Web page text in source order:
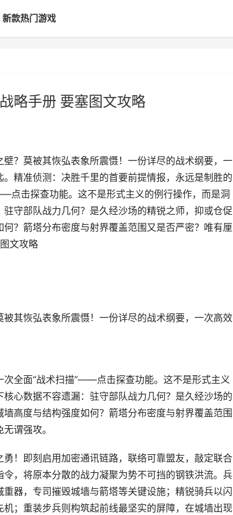
新款热门游戏
略手册 要塞图文攻略
？莫被其恢弘表象所震慑！一份详尽的战术纲要，一
精准侦测：决胜千里的首要前提情报，永远是制胜的
点击探查功能。这不是形式主义的例行操作，而是洞
守部队战力几何？是久经沙场的精锐之师，抑或仓促
？箭塔分布密度与射界覆盖范围又是否严密？唯有厘
文攻略
其恢弘表象所震慑！一份详尽的战术纲要，一次高效
全面“战术扫描”——点击探查功能。这不是形式主义
心数据不容遗漏：驻守部队战力几何？是久经沙场的
高度与结构强度如何？箭塔分布密度与射界覆盖范围
谓强攻。
！即刻启用加密通讯链路，联络可靠盟友，敲定联合
，将原本分散的战力凝聚为势不可挡的钢铁洪流。兵
器，专司摧毁城墙与箭塔等关键设施；精锐骑兵以闪
；重装步兵则构筑起前线最坚实的屏障，在城墙出现